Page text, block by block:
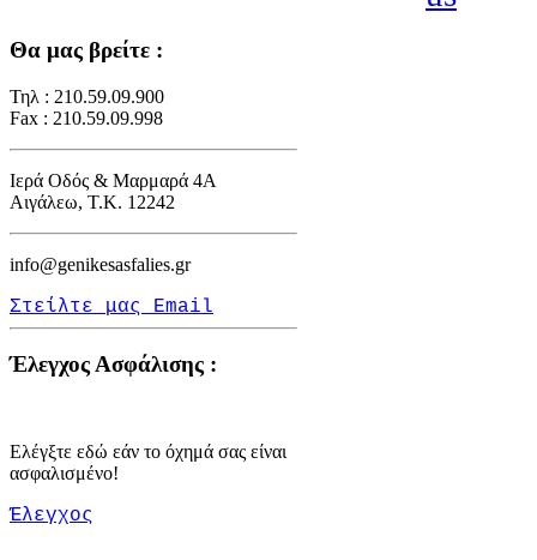
Θα μας βρείτε :
Τηλ : 210.59.09.900
Fax : 210.59.09.998
Ιερά Οδός & Μαρμαρά 4Α
Αιγάλεω, Τ.Κ. 12242
info@genikesasfalies.gr
Στείλτε μας Email
Έλεγχος Ασφάλισης :
Ελέγξτε εδώ εάν το όχημά σας είναι
ασφαλισμένο!
Έλεγχος